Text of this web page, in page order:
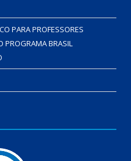
PARA PROFESSORES
PROGRAMA BRASIL